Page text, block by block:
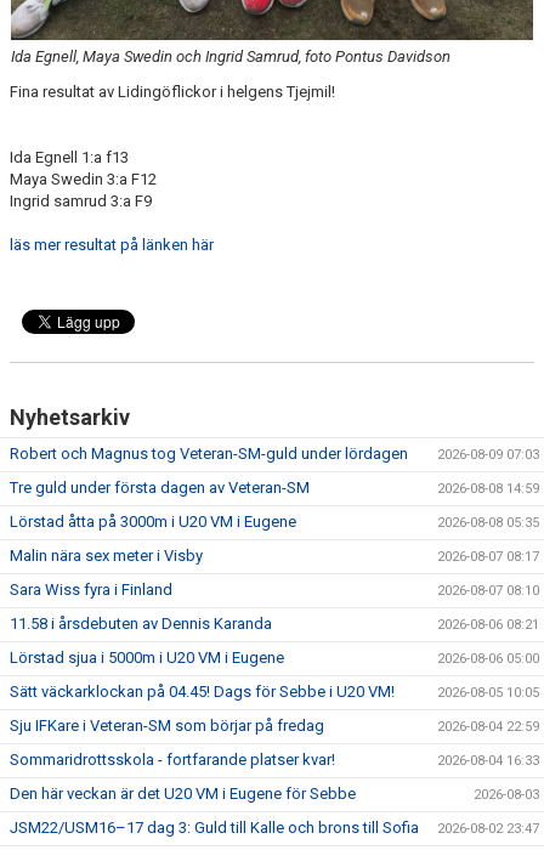
Ida Egnell, Maya Swedin och Ingrid Samrud, foto Pontus Davidson
Fina resultat av Lidingöflickor i helgens Tjejmil!
Ida Egnell 1:a f13
Maya Swedin 3:a F12
Ingrid samrud 3:a F9
läs mer resultat på länken här
Nyhetsarkiv
Robert och Magnus tog Veteran-SM-guld under lördagen 2026-08-09 07:03
Tre guld under första dagen av Veteran-SM 2026-08-08 14:59
Lörstad åtta på 3000m i U20 VM i Eugene 2026-08-08 05:35
Malin nära sex meter i Visby 2026-08-07 08:17
Sara Wiss fyra i Finland 2026-08-07 08:10
11.58 i årsdebuten av Dennis Karanda 2026-08-06 08:21
Lörstad sjua i 5000m i U20 VM i Eugene 2026-08-06 05:00
Sätt väckarklockan på 04.45! Dags för Sebbe i U20 VM! 2026-08-05 10:05
Sju IFKare i Veteran-SM som börjar på fredag 2026-08-04 22:59
Sommaridrottsskola - fortfarande platser kvar! 2026-08-04 16:33
Den här veckan är det U20 VM i Eugene för Sebbe 2026-08-03
JSM22/USM16–17 dag 3: Guld till Kalle och brons till Sofia 2026-08-02 23:47